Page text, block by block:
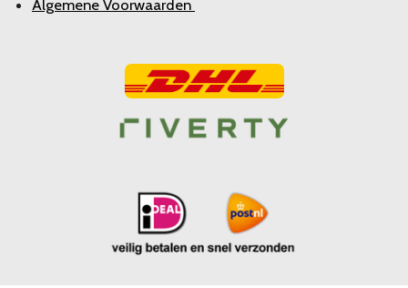
Algemene Voorwaarden